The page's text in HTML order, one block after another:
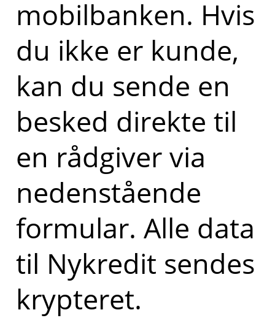
mobilbanken. Hvis
du ikke er kunde,
kan du sende en
besked direkte til
en rådgiver via
nedenstående
formular. Alle data
til Nykredit sendes
krypteret.